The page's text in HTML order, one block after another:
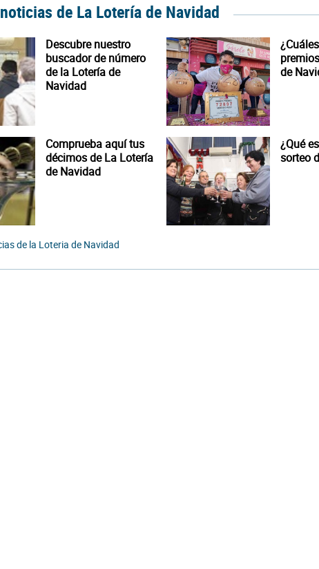
de La Lotería de Navidad
Descubre nuestro
buscador de número
de la Lotería de
Navidad
de
Comprueba aquí tus
décimos de La Lotería
de Navidad
¿Qué
sorteo
de la Loteria de Navidad